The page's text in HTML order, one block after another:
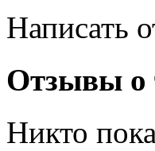
Написать
Отзывы о
Никто